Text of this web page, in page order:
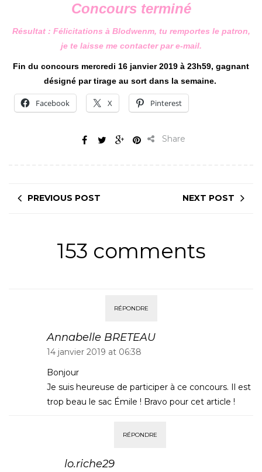
Concours terminé
Résultat : Félicitations à Blodwenm, tu remportes le patron,
je te laisse me contacter par e-mail.
Fin du concours mercredi 16 janvier 2019 à 23h59, gagnant
désigné par tirage au sort dans la semaine.
Facebook X Pinterest
Share
PREVIOUS POST NEXT POST
153 comments
RÉPONDRE
Annabelle BRETEAU
14 janvier 2019 at 06:38
Bonjour
Je suis heureuse de participer à ce concours. Il est
trop beau le sac Émile ! Bravo pour cet article !
RÉPONDRE
lo.riche29